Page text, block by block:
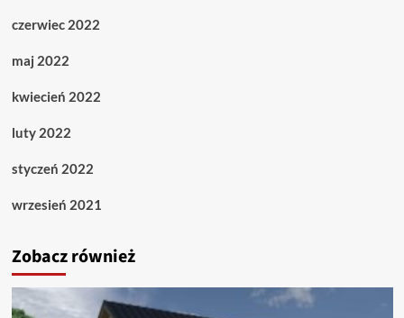
czerwiec 2022
maj 2022
kwiecień 2022
luty 2022
styczeń 2022
wrzesień 2021
Zobacz również